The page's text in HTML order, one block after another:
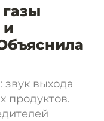
и
звук выхода
продуктов.